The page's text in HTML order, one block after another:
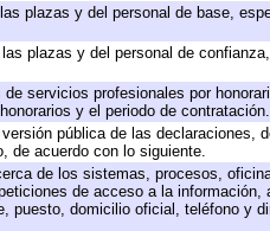
plazas y del personal de base,
plazas y del personal de
servicios profesionales por
y el periodo de contratación.
pública de las
de acuerdo con lo siguiente.
de los sistemas, procesos,
de acceso a la
puesto, domicilio oficial, teléfono y